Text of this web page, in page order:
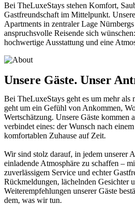
Bei TheLuxeStays stehen Komfort,
Gastfreundschaft im Mittelpunkt.
Apartments in zentraler Lage
anspruchsvolle Reisende sich
hochwertige Ausstattung und eine
Unsere Gäste. Unser
Bei TheLuxeStays geht es um mehr als
geht um ein Gefühl von Ankommen,
Wertschätzung. Unsere Gäste kommen
verbindet eines: der Wunsch nach
komfortablen Zuhause auf Zeit.
Wir sind stolz darauf, in jedem unserer
einladende Atmosphäre zu schaffen –
zuverlässigem Service und echter
Rückmeldungen, lächelnden Gesichter
Weiterempfehlungen unserer Gäste
dem, was wir tun.